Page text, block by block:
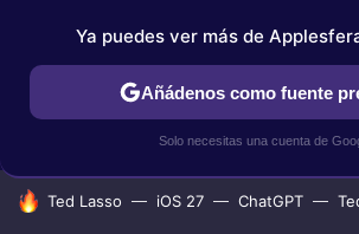
IPHONE TUTORIALES
HOY SE HABLA DE
Ted Lasso iOS 27 ChatGPT
Ya puedes ver más de
Añádenos como fuente
Solo necesitas una cuenta de